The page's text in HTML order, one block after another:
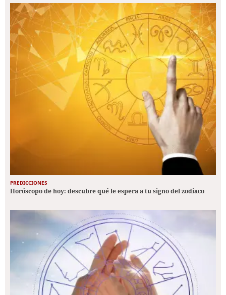
PREDICCIONES
Horóscopo de hoy: descubre qué le espera a tu signo del zodiaco